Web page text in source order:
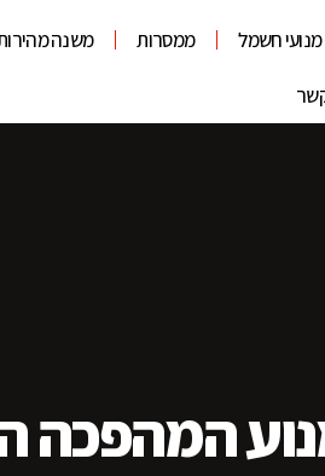
מנועי חשמל ממסרות משנה
המהפכה